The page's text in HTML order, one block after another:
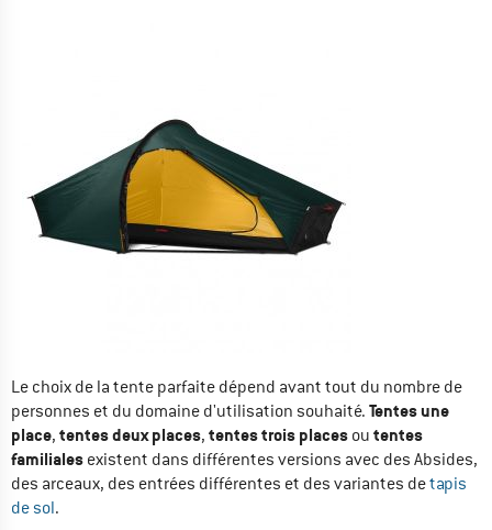
Le choix de la tente parfaite dépend avant tout du nombre de
personnes et du domaine d'utilisation souhaité. Tentes une
place, tentes deux places, tentes trois places ou tentes
familiales existent dans différentes versions avec des Absides,
des arceaux, des entrées différentes et des variantes detapis
de sol.